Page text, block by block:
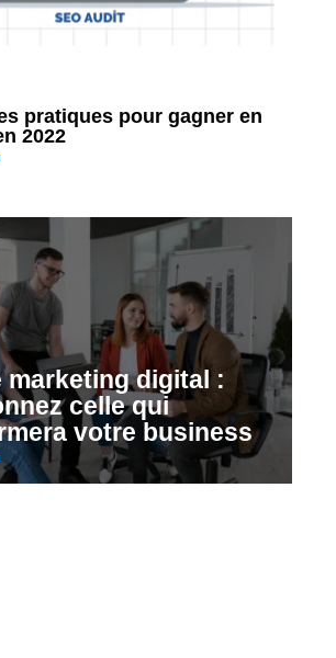
pratiques pour gagner en
2022
marketing digital :
celle qui
votre business